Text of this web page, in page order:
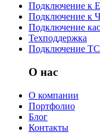
Подключение к
Подключение к
Подключение
Техподдержка
Подключение
О нас
О компании
Портфолио
Блог
Контакты